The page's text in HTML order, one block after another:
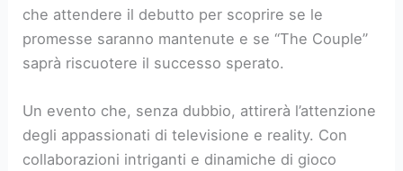
che attendere il debutto per scoprire se le
promesse saranno mantenute e se “The Couple”
saprà riscuotere il successo sperato.
Un evento che, senza dubbio, attirerà l’attenzione
degli appassionati di televisione e reality. Con
collaborazioni intriganti e dinamiche di gioco